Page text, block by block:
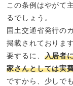
この条例はやがて
るでしょう。
国土交通省発行の
掲載されております
要するに、 入居者
家さんとしては実
ですから、少しで